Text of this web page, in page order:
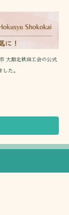
大館北秋商工会の公式
た。